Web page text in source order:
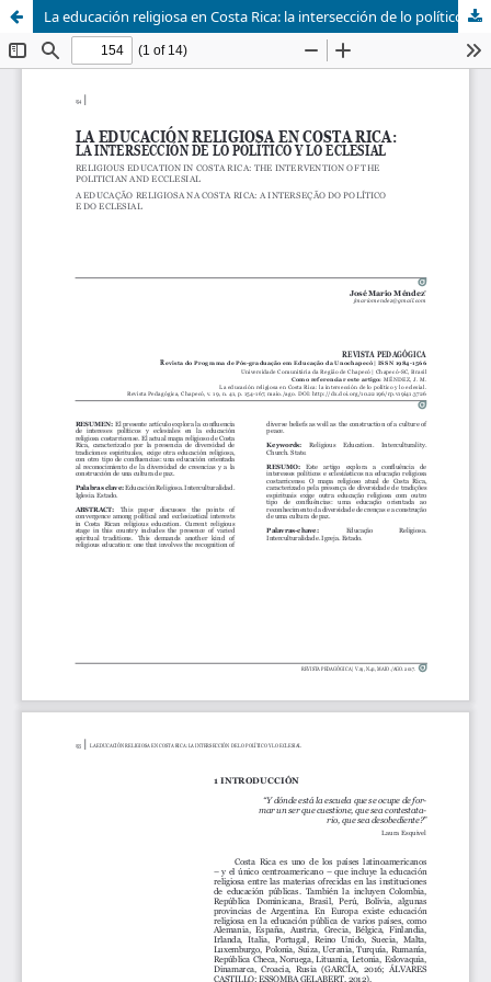
La educación religiosa en Costa Rica: la intersección de lo político y lo eclesial